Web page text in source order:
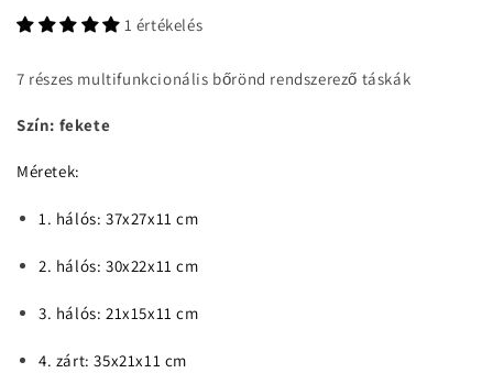
1 értékelés
7 részes multifunkcionális bőrönd rendszerező táskák
Szín: fekete
Méretek:
1. hálós: 37x27x11 cm
2. hálós: 30x22x11 cm
3. hálós: 21x15x11 cm
4. zárt: 35x21x11 cm